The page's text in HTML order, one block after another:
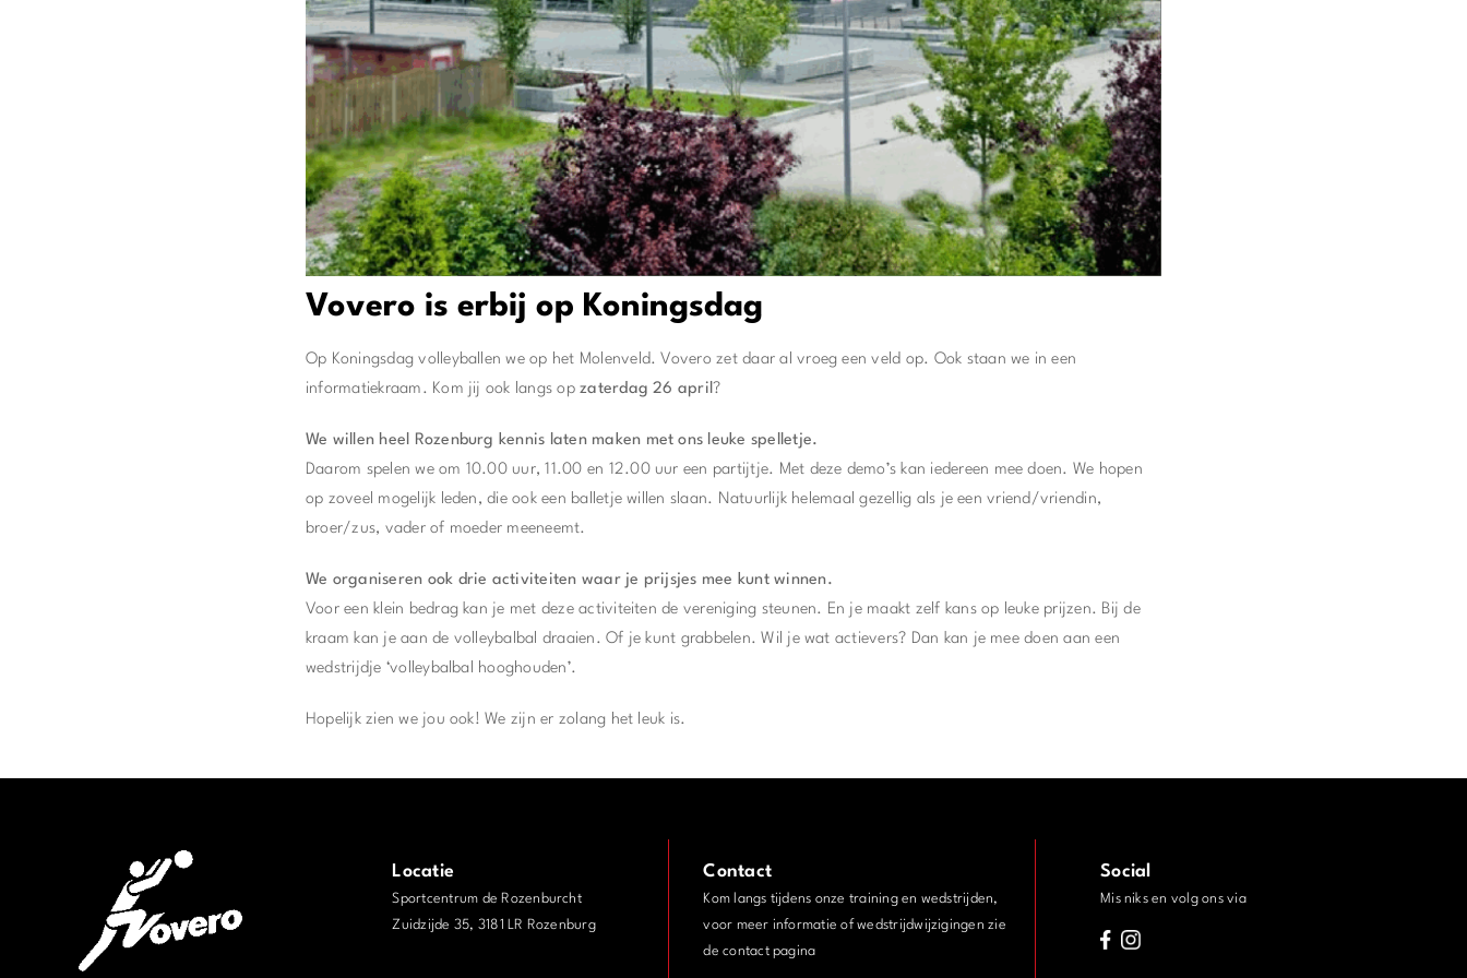
Vovero is erbij op Koningsdag
Op Koningsdag volleyballen we op het Molenveld. Vovero zet daar al vroeg een veld op. Ook staan we in een
informatiekraam. Kom jij ook langs opzaterdag 26 april?
We willen heel Rozenburg kennis laten maken met ons leuke spelletje.
Daarom spelen we om 10.00 uur, 11.00 en 12.00 uur een partijtje. Met deze demo’s kan iedereen mee doen. We hopen
op zoveel mogelijk leden, die ook een balletje willen slaan. Natuurlijk helemaal gezellig als je een vriend/vriendin,
broer/zus, vader of moeder meeneemt.
We organiseren ook drie activiteiten waar je prijsjes mee kunt winnen.
Voor een klein bedrag kan je met deze activiteiten de vereniging steunen. En je maakt zelf kans op leuke prijzen. Bij de
kraam kan je aan de volleybalbal draaien. Of je kunt grabbelen. Wil je wat actievers? Dan kan je mee doen aan een
wedstrijdje ‘volleybalbal hooghouden’.
Hopelijk zien we jou ook! We zijn er zolang het leuk is.
Locatie
Sportcentrum de Rozenburcht
Zuidzijde 35, 3181 LR Rozenburg
Contact
Kom langs tijdens onze training en wedstrijden,
voor meer informatie of wedstrijdwijzigingen zie
de contact pagina
Social
Mis niks en volg ons via